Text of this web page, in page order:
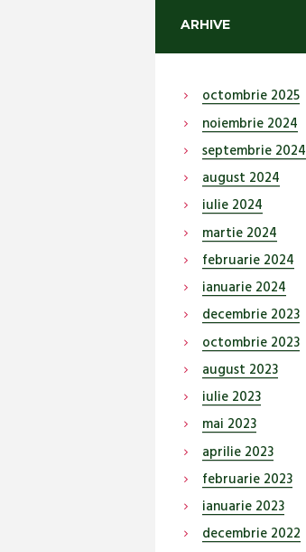
ARHIVE
octombrie 2025
noiembrie 2024
septembrie 2024
august 2024
iulie 2024
martie 2024
februarie 2024
ianuarie 2024
decembrie 2023
octombrie 2023
august 2023
iulie 2023
mai 2023
aprilie 2023
februarie 2023
ianuarie 2023
decembrie 2022